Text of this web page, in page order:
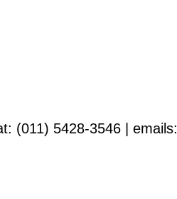
(011) 5428-3546 | emails: